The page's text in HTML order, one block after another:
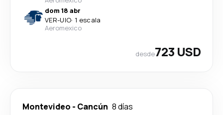
dom 18 abr
VER-UIO· 1 escala
Aeromexico
desde723 USD
Montevideo - Cancún 8 días